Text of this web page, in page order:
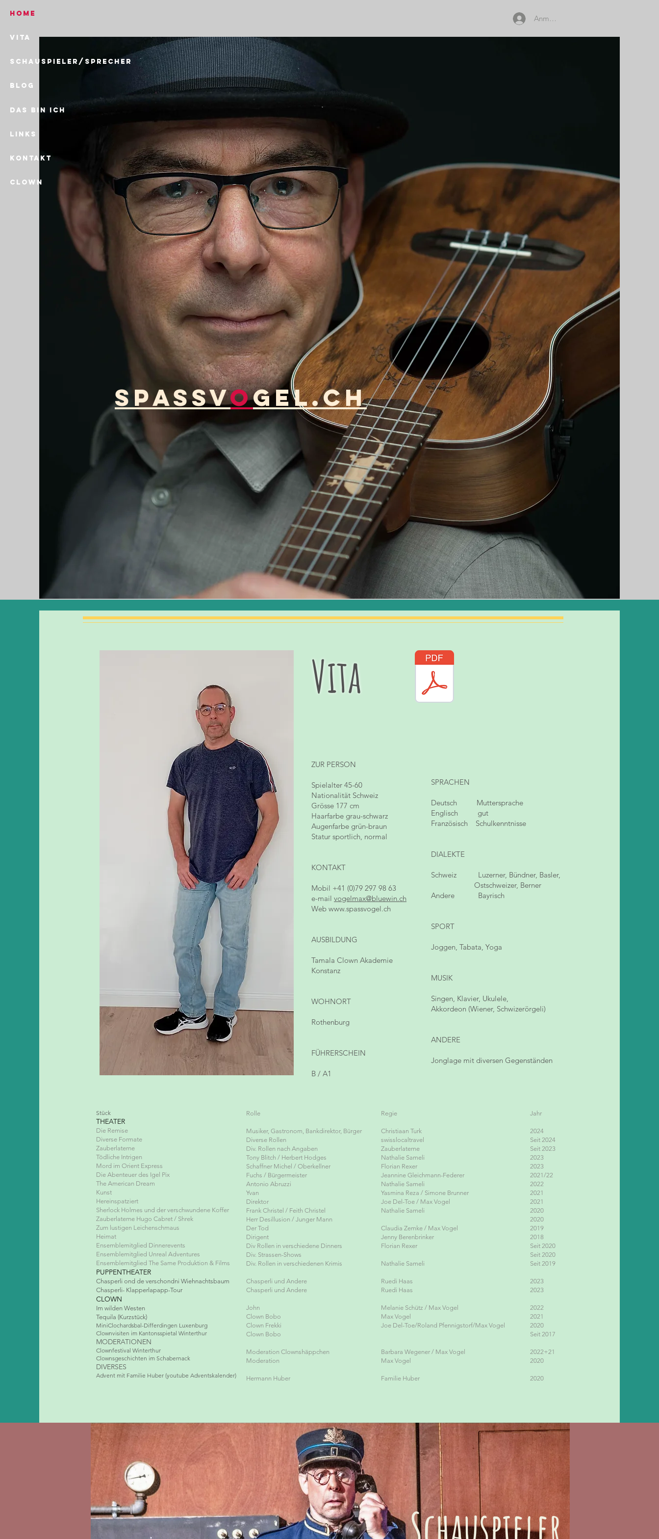
Anmelden
Home
Vita
Schauspieler/Sprecher
Blog
Das bin ich
links
Kontakt
Clown
spassvogel.ch
Vita
ZUR PERSON
Spielalter 45-60
Nationalität Schweiz
Grösse 177 cm
Haarfarbe grau-schwarz
Augenfarbe grün-braun
Statur sportlich, normal
KONTAKT
Mobil +41 (0)79 297 98 63
e-mail vogelmax@bluewin.ch
Web www.spassvogel.ch
AUSBILDUNG
Tamala Clown Akademie
Konstanz
WOHNORT
Rothenburg
FÜHRERSCHEIN
B / A1
SPRACHEN
Deutsch Muttersprache
Englisch gut
Französisch Schulkenntnisse
DIALEKTE
Schweiz Luzerner, Bündner, Basler,
Ostschweizer, Berner
Andere Bayrisch
SPORT
Joggen, Tabata, Yoga
MUSIK
Singen, Klavier, Ukulele,
Akkordeon (Wiener, Schwizerörgeli)
ANDERE
Jonglage mit diversen Gegenständen
Stück
THEATER
Die Remise
Diverse Formate
Zauberlaterne
Tödliche Intrigen
Mord im Orient Express
Die Abenteuer des Igel Pix
The American Dream
Kunst
Hereinspatziert
Sherlock Holmes und der verschwundene Koffer
Zauberlaterne Hugo Cabret / Shrek
Zum lustigen Leichenschmaus
Heimat
Ensemblemitglied Dinnerevents
Ensemblemitglied Unreal Adventures
Ensemblemitglied The Same Produktion & Films
PUPPENTHEATER
Chasperli ond de verschondni Wiehnachtsbaum
Chasperli- Klapperlapapp-Tour
CLOWN
Im wilden Westen
Tequila (Kurzstück)
MiniClochardsbal-Differdingen Luxenburg
Clownvisiten im Kantonsspietal Winterthur
MODERATIONEN
Clownfestival Winterthur
Clownsgeschichten im Schabernack
DIVERSES
Advent mit Familie Huber (youtube Adventskalender)
Rolle
Musiker, Gastronom, Bankdirektor, Bürger
Diverse Rollen
Div. Rollen nach Angaben
Tony Blitch / Herbert Hodges
Schaffner Michel / Oberkellner
Fuchs / Bürgermeister
Antonio Abruzzi
Yvan
Direktor
Frank Christel / Feith Christel
Herr Desillusion / Junger Mann
Der Tod
Dirigent
Div Rollen in verschiedene Dinners
Div. Strassen-Shows
Div. Rollen in verschiedenen Krimis
Chasperli und Andere
Chasperli und Andere
John
Clown Bobo
Clown Frekki
Clown Bobo
Moderation Clownshäppchen
Moderation
Hermann Huber
Regie
Christiaan Turk
swisslocaltravel
Zauberlaterne
Nathalie Sameli
Florian Rexer
Jeannine Gleichmann-Federer
Nathalie Sameli
Yasmina Reza / Simone Brunner
Joe Del-Toe / Max Vogel
Nathalie Sameli
Claudia Zemke / Max Vogel
Jenny Berenbrinker
Florian Rexer
Nathalie Sameli
Ruedi Haas
Ruedi Haas
Melanie Schütz / Max Vogel
Max Vogel
Joe Del-Toe/Roland Pfennigstorf/Max Vogel
Barbara Wegener / Max Vogel
Max Vogel
Familie Huber
Jahr
2024
Seit 2024
Seit 2023
2023
2023
2021/22
2022
2021
2021
2020
2020
2019
2018
Seit 2020
Seit 2020
Seit 2019
2023
2023
2022
2021
2020
Seit 2017
2022+21
2020
2020